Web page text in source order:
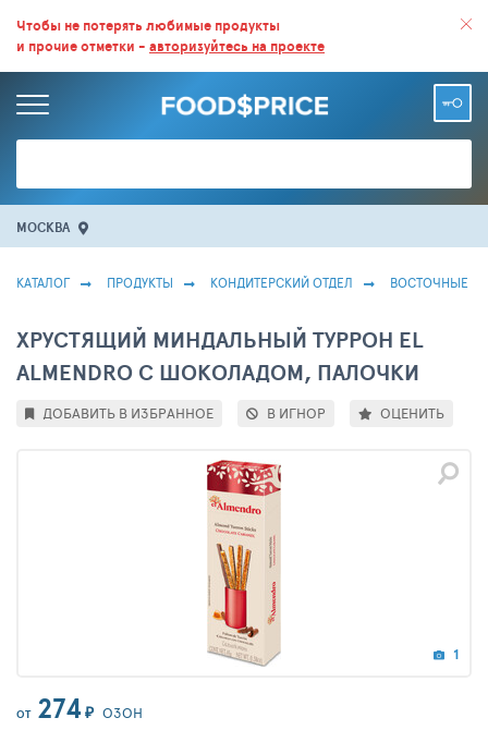
ВСЕ СКИДКИ И ВЫГОДНЫЕ ЦЕНЫ НА ПРОДУКТЫ В МАГАЗИНАХ.
БОЛЬШЕ 100 000 ТОВАРОВ. ЕЖЕДНЕВНОЕ ОБНОВЛЕНИЕ ЦЕН.
Чтобы не потерять любимые продукты
и прочие отметки - авторизуйтесь на проекте
МОСКВА
КАТАЛОГ ПРОДУКТЫ КОНДИТЕРСКИЙ ОТДЕЛ ВОСТОЧНЫЕ
ХРУСТЯЩИЙ МИНДАЛЬНЫЙ ТУРРОН EL
ALMENDRO С ШОКОЛАДОМ, ПАЛОЧКИ
1
ОТ 274 ₽ ОЗОН
ДОБАВИТЬ В ИЗБРАННОЕ В ИГНОР ОЦЕНИТЬ